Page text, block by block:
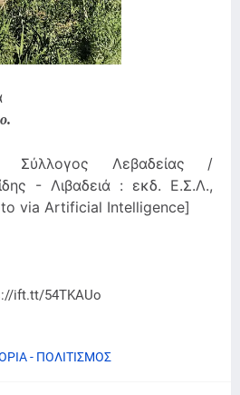
Σύλλογος Λεβαδείας /
- Λιβαδειά : εκδ. Ε.Σ.Λ.,
via Artificial Intelligence]
ift.tt/54TKAUo
- ΠΟΛΙΤΙΣΜΟΣ